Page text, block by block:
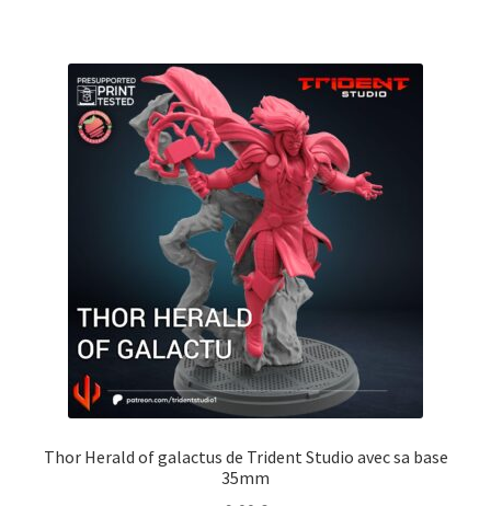
Thor Herald of galactus de Trident Studio avec sa base
35mm